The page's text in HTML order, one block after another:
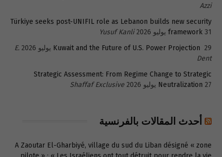
Azzi
Türkiye seeks post-UNIFIL role as Lebanon builds new security
framework 31 يوليو 2026
Yusuf Kanli
Kuwait and the Future of U.S. Power Projection 29 يوليو 2026
E.
Dent
Strategic Assessment: From Regime Change to Strategic
Neutralization 27 يوليو 2026 Shaffaf Exclusive
أحدث المقالات بالفرنسية
A Zaoutar El-Gharbiyé, village du sud du Liban désigné « zone